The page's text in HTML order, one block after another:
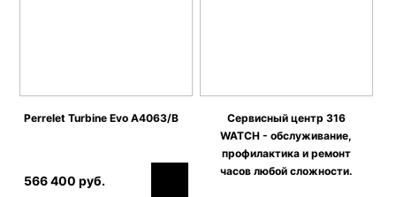
Perrelet Turbine Evo A4063/B
566 400 руб.
Сервисный центр 316
WATCH - обслуживание,
профилактика и ремонт
часов любой сложности.